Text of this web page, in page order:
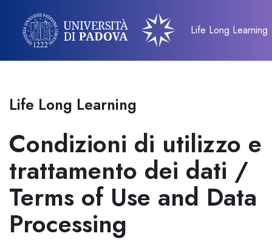
Life Long Learning
Life Long Learning
Condizioni di utilizzo e
trattamento dei dati /
Terms of Use and Data
Processing